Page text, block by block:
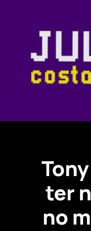
ter
no